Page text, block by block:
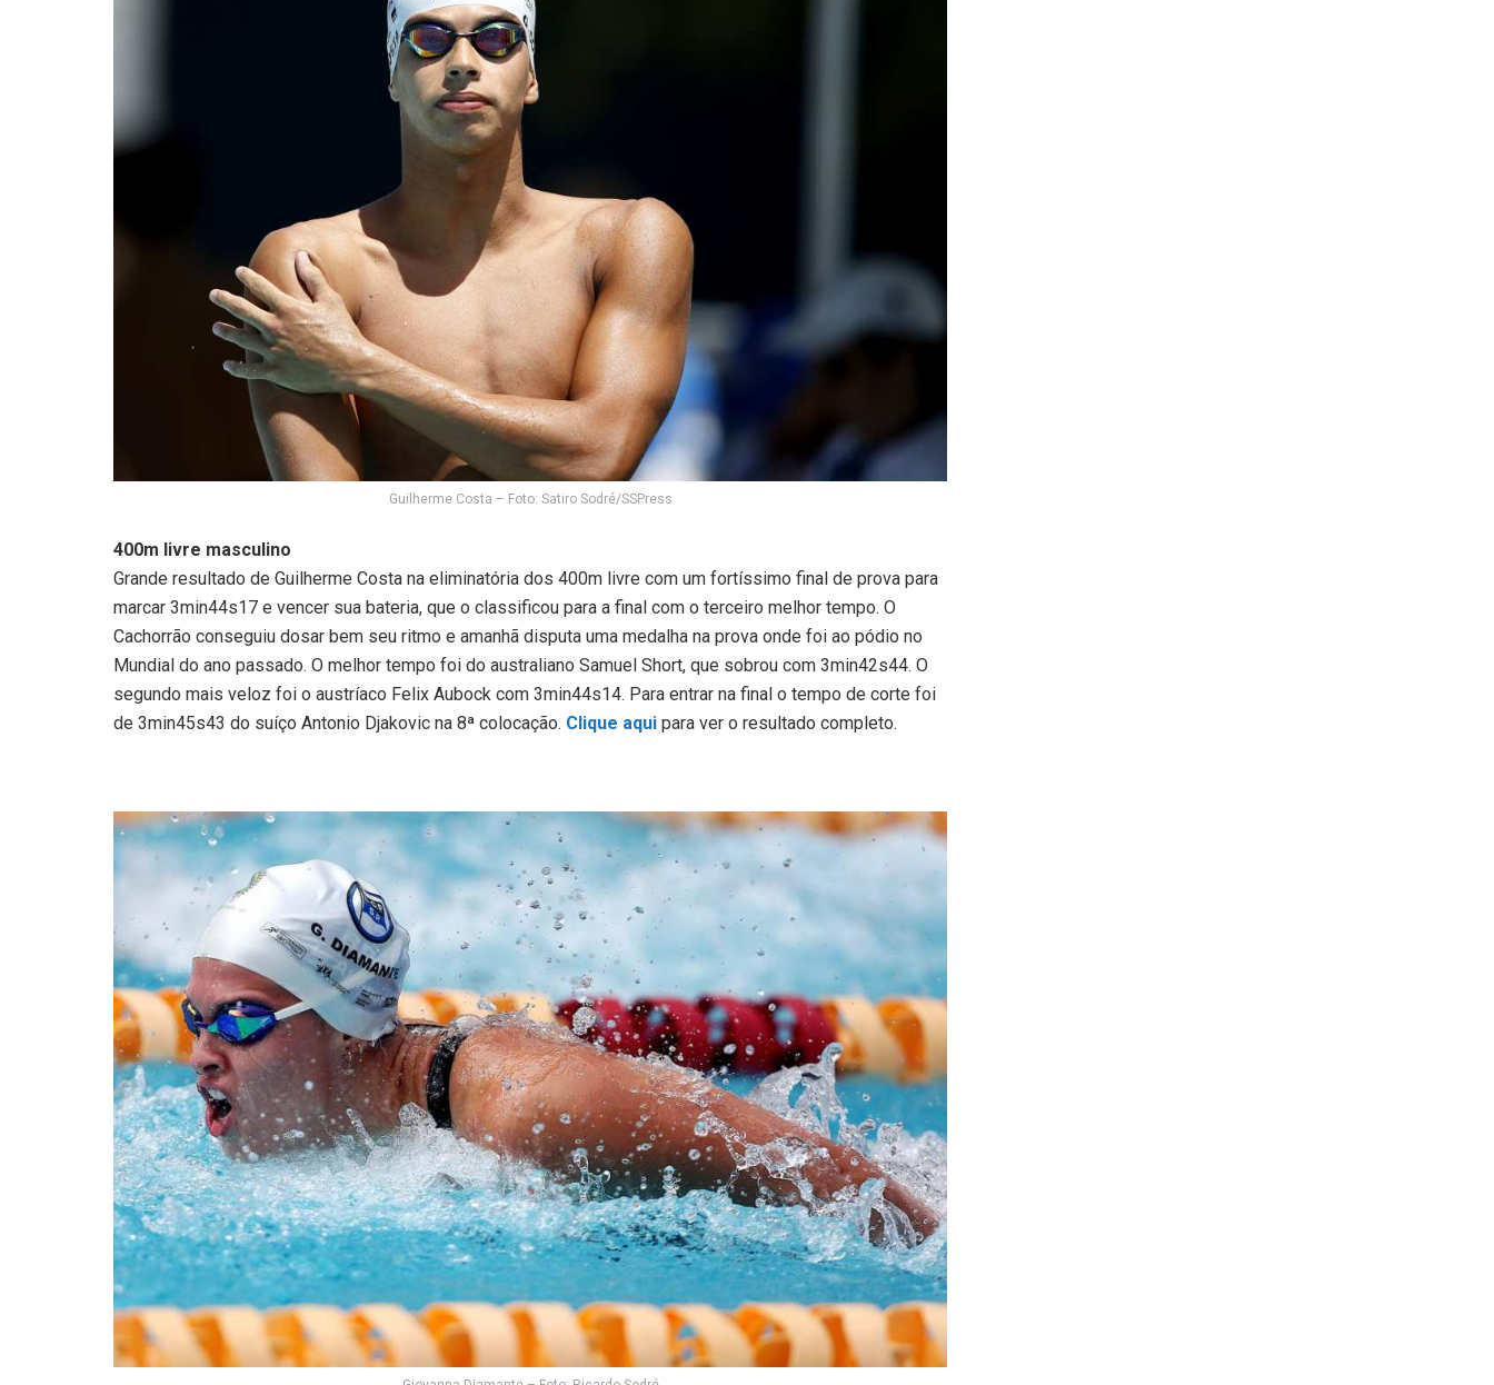
Guilherme Costa – Foto: Satiro Sodré/SSPress
400m livre masculino
Grande resultado de Guilherme Costa na eliminatória dos 400m livre com um fortíssimo final de prova para
marcar 3min44s17 e vencer sua bateria, que o classificou para a final com o terceiro melhor tempo. O
Cachorrão conseguiu dosar bem seu ritmo e amanhã disputa uma medalha na prova onde foi ao pódio no
Mundial do ano passado. O melhor tempo foi do australiano Samuel Short, que sobrou com 3min42s44. O
segundo mais veloz foi o austríaco Felix Aubock com 3min44s14. Para entrar na final o tempo de corte foi
de 3min45s43 do suíço Antonio Djakovic na 8ª colocação. Clique aqui para ver o resultado completo.